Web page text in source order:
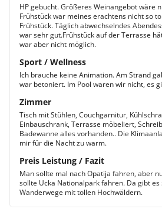
HP gebucht. Größeres Weinangebot wäre
Frühstück war meines erachtens nicht so
Frühstück. Täglich abwechselndes
war sehr gut.Frühstück auf der Terrasse
war aber nicht möglich.
Sport / Wellness
Ich brauche keine Animation. Am Strand
war betoniert. Im Pool waren wir nicht, es
Zimmer
Tisch mit Stühlen, Couchgarnitur,
Einbauschrank, Terrasse möbeliert,
Badewanne alles vorhanden.. Die
mir für die Nacht zu warm.
Preis Leistung / Fazit
Man sollte mal nach Opatija fahren, aber
sollte Ucka Nationalpark fahren. Da gibt es
Wanderwege mit tollen Hochwäldern.